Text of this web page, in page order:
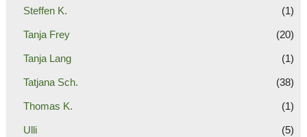
Steffen K. (1)
Tanja Frey (20)
Tanja Lang (1)
Tatjana Sch. (38)
Thomas K. (1)
Ulli (5)